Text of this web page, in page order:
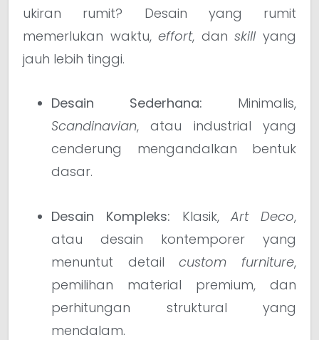
ukiran rumit? Desain yang rumit
memerlukan waktu,effort, danskill yang
jauh lebih tinggi.
Desain Sederhana: Minimalis,
Scandinavian, atau industrial yang
cenderung mengandalkan bentuk
dasar.
Desain Kompleks: Klasik,Art Deco,
atau desain kontemporer yang
menuntut detailcustom furniture,
pemilihan material premium, dan
perhitungan struktural yang
mendalam.